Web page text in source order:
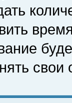
свои